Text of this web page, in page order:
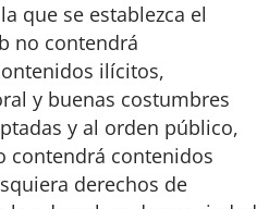
que se establezca el
no contendrá
ilícitos,
y buenas costumbres
y al orden público,
contendrá contenidos
derechos de